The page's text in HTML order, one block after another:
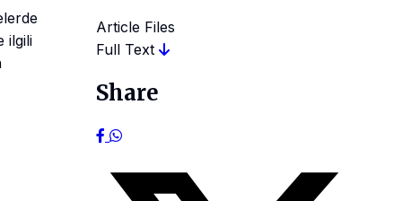
ilgili
Article Files
Full Text
Share